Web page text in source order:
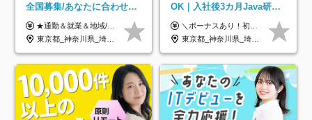
全国募集/あなたに合わせた
オリジナル研修をご用
意/AI・IoT/残業平均8時間
★通勤＆就業＆地域/住宅＆役職手当あり ★残業代は全額支給 ★選べる給与制度あり！ ■東京・神奈川・千葉・埼玉勤務の場合 月給24.5万円～55万円＋諸手当 （残業代は全額支給） (20,000円の地域/住宅手当込み) ■愛知・京都・大阪・兵庫勤務の場合 月給24万円以上＋諸手当 （残業代は全額支給） (15,000円の地域/住宅手当込み) ■茨城・栃木・群馬・静岡・三重・滋賀・広島・福岡勤務の場合 月給23.5万円以上＋諸手当 （残業代は全額支給） (10,000円の地域/住宅手当込み) ■北海道・宮城・山梨・長野・岐阜・奈良・和歌山・岡山勤務の場合 月給23万円以上＋諸手当 （残業代は全額支給） (5,000円の地域/住宅手当込み) ■その他のエリア勤務の場合 月給22.5万円以上＋諸手当 （残業代は全額支給） ※経験や能力を考慮し、当社規定により優遇します 【昇給：年一回実施】 【選べる給与制度】 ★収入を重視する方に… 「変動型人事制度」の選択も可能（派遣先からの評価に応じて収入アップ！） ※年2回のタイミングで希望者と面談の上決定します。
東京都_神奈川県_埼玉県_千葉県_大阪府_愛知県_北海道_岩手県_宮城県_山形県_福島県_茨城県_栃木県_群馬県_山梨県_長野県_富山県_石川県_静岡県_岐阜県_三重県_兵庫県_京都府_滋賀県_奈良県_広島県_岡山県_山口県_愛媛県_福岡県_熊本県_長崎県
OK｜入社後3カ月Java研修
｜リモート率8割以上｜充実
のキャリア支援｜残業月10h
＼ボーナスあり！初年度から年収300万円以上／ ■月給25万円～35万円＋残業代全額支給＋各種手当＋賞与年1回 ◎経験・年齢・スキルなどを考慮し、できるだけ優遇します ◎試用期間中(3カ月)は契約社員で、月給21万円＋諸手当になります。 (試用期間中は残業が発生しません。その他の待遇に変更はありません) ----------------- ＼3つの評価軸！実力次第で早期収入アップ！／ 【1】スキル(IT理解、実装力、設計) 【2】実務力(現場評価、コミュ力、品質) 【3】姿勢(自走力、意欲、責任感) この3つの評価軸で、3カ月ごとに評価。社内グレードにより、給与が決まる明確な仕組みです。何ができれば給与が上がるのか分かりやすく、実力や努力次第で早期に収入を増やせます！ 【固定残業代について】 なし（残業代は、実際の労働時間に応じて別途全額支給）
東京都_神奈川県_埼玉県_千葉県_大阪府_愛知県_北海道_青森県_岩手県_宮城県_秋田県_山形県_福島県_茨城県_栃木県_群馬県_新潟県_山梨県_長野県_富山県_石川県_福井県_静岡県_岐阜県_三重県_兵庫県_京都府_滋賀県_奈良県_和歌山県_広島県_岡山県_鳥取県_島根県_山口県_徳島県_香川県_愛媛県_高知県_福岡県_熊本県_佐賀県_長崎県_大分県_宮崎県_鹿児島県_沖縄県